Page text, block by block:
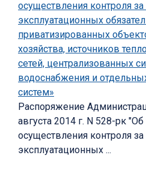
осуществления контроля
эксплуатационных
приватизированных
хозяйства, источников
сетей, централизованных
водоснабжения и
систем»
Распоряжение
августа 2014 г. N 528-рк
осуществления контроля
эксплуатационных ...